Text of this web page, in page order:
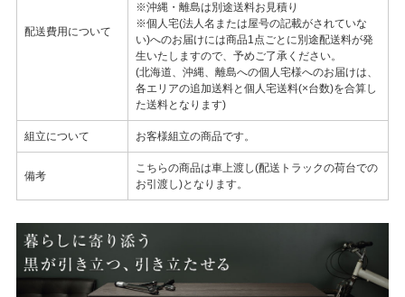
配送費用について
※沖縄・離島は別途送料お見積り
※個人宅(法人名または屋号の記載がされていな
い)へのお届けには商品1点ごとに別途配送料が発
生いたしますので、予めご了承ください。
(北海道、沖縄、離島への個人宅様へのお届けは、
各エリアの追加送料と個人宅送料(×台数)を合算し
た送料となります)
組立について お客様組立の商品です。
備考
こちらの商品は車上渡し(配送トラックの荷台での
お引渡し)となります。